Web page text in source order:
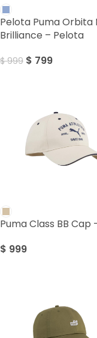
Pelota Puma Orbita
Brilliance – Pelota
$999 $ 799
Puma Class BB Cap
$ 999